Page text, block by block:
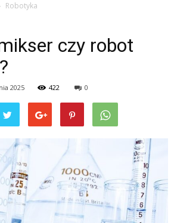
Robotyka
czy robot
2025 422 0